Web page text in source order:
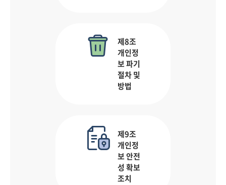
제8조
개인정
보 파기
절차 및
방법
제9조
개인정
보 안전
성 확보
조치